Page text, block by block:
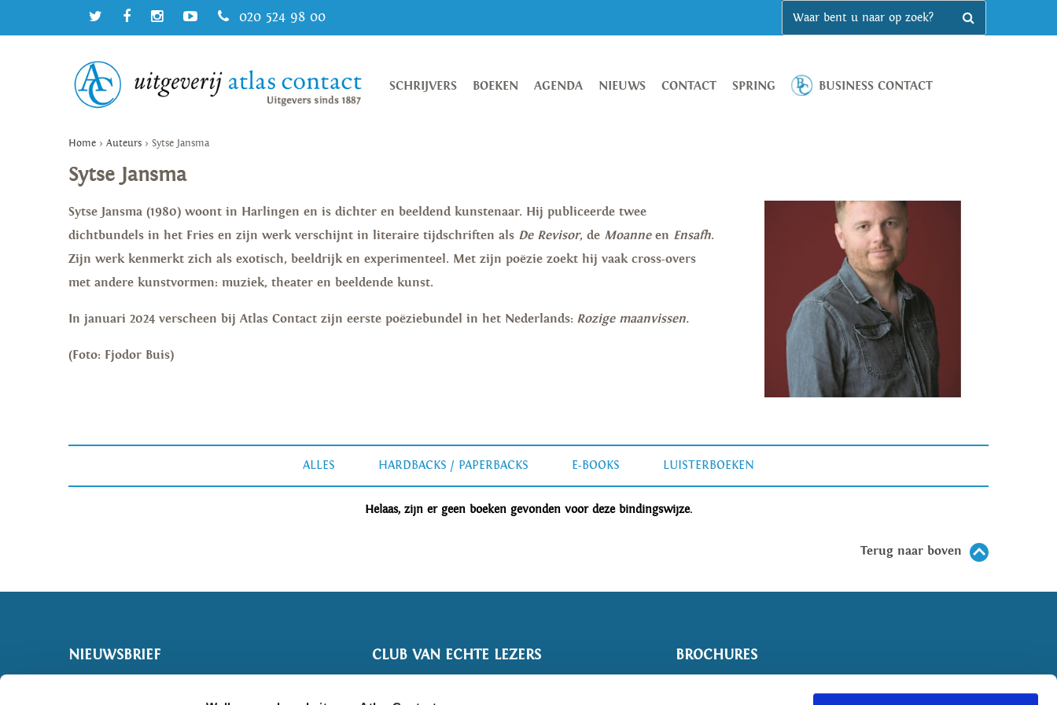
020 524 98 00
SCHRIJVERS BOEKEN AGENDA NIEUWS CONTACT SPRING BUSINESS CONTACT
Home > Auteurs > Sytse Jansma
Sytse Jansma
Sytse Jansma (1980) woont in Harlingen en is dichter en beeldend kunstenaar. Hij publiceerde twee
dichtbundels in het Fries en zijn werk verschijnt in literaire tijdschriften als De Revisor, de Moanne en Ensafh.
Zijn werk kenmerkt zich als exotisch, beeldrijk en experimenteel. Met zijn poëzie zoekt hij vaak cross-overs
met andere kunstvormen: muziek, theater en beeldende kunst.
In januari 2024 verscheen bij Atlas Contact zijn eerste poëziebundel in het Nederlands: Rozige maanvissen.
(Foto: Fjodor Buis)
ALLES HARDBACKS / PAPERBACKS E-BOOKS LUISTERBOEKEN
Helaas, zijn er geen boeken gevonden voor deze bindingswijze.
Terug naar boven
NIEUWSBRIEF CLUB VAN ECHTE LEZERS BROCHURES